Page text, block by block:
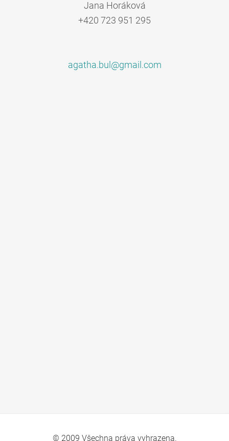
Jana Horáková
+420 723 951 295
agatha.bul@gmail .com
© 2009 Všechna práva vyhrazena.